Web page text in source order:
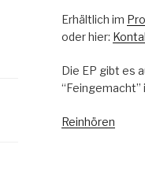
Erhältlich im
oder hier:
Die EP gibt es
“Feingemacht”
Reinhören